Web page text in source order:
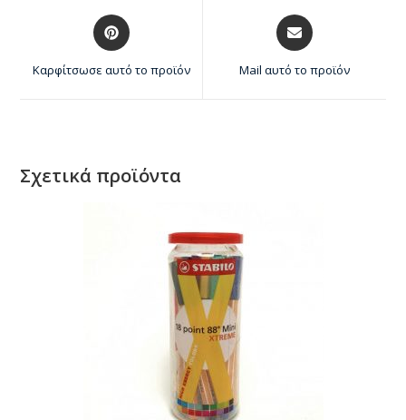
Καρφίτσωσε αυτό το προϊόν Mail αυτό το προϊόν
Σχετικά προϊόντα